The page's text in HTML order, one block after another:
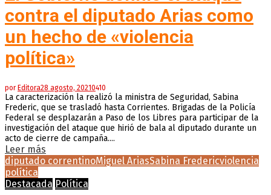
contra el diputado Arias como
un hecho de «violencia
política»
por Editora28 agosto, 20210410
La caracterización la realizó la ministra de Seguridad, Sabina
Frederic, que se trasladó hasta Corrientes. Brigadas de la Policía
Federal se desplazarán a Paso de los Libres para participar de la
investigación del ataque que hirió de bala al diputado durante un
acto de cierre de campaña....
Leer más
diputado correntinoMiguel AriasSabina Fredericviolencia
política
Destacada Política